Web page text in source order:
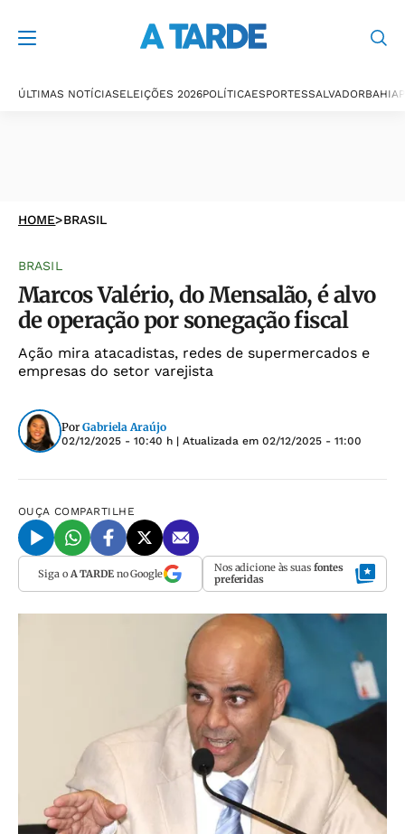
ÚLTIMAS NOTÍCIASELEIÇÕES 2026POLÍTICAESPORTESSALVADORBAHIA
HOME>BRASIL
BRASIL
Marcos Valério, do Mensalão, é alvo
de operação por sonegação fiscal
Ação mira atacadistas, redes de supermercados e
empresas do setor varejista
Por Gabriela Araújo
02/12/2025 - 10:40 h | Atualizada em 02/12/2025 - 11:00
OUÇA COMPARTILHE
Siga o A TARDEno Google Nos adicione às suas fontes
preferidas